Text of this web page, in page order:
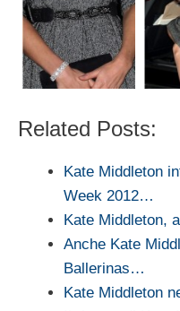
Related Posts:
Kate Middleton
Week 2012…
Kate Middleton,
Anche Kate
Ballerinas…
Kate Middleton